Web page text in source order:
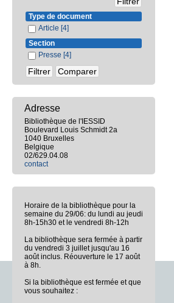
Type de document
Article [4]
Section
Presse [4]
Adresse
Bibliothèque de l'IESSID
Boulevard Louis Schmidt 2a
1040 Bruxelles
Belgique
02/629.04.08
contact
Horaire de la bibliothèque pour la
semaine du 29/06: du lundi au jeudi
8h-15h30 et le vendredi 8h-12h
La bibliothèque sera fermée à partir
du vendredi 3 juillet jusqu'au 16
août inclus. Réouverture le 17 août
à 8h.
Si la bibliothèque est fermée et que
vous souhaitez :